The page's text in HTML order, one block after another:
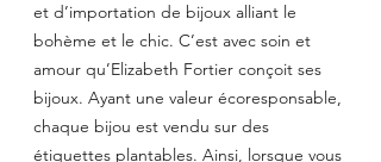
et d’importation de bijoux alliant le
bohème et le chic. C’est avec soin et
amour qu’Elizabeth Fortier conçoit ses
bijoux. Ayant une valeur écoresponsable,
chaque bijou est vendu sur des
étiquettes plantables. Ainsi, lorsque vous